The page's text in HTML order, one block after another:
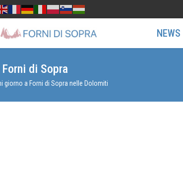
NEWS
di Sopra
giorno a Forni di Sopra nelle Dolomiti